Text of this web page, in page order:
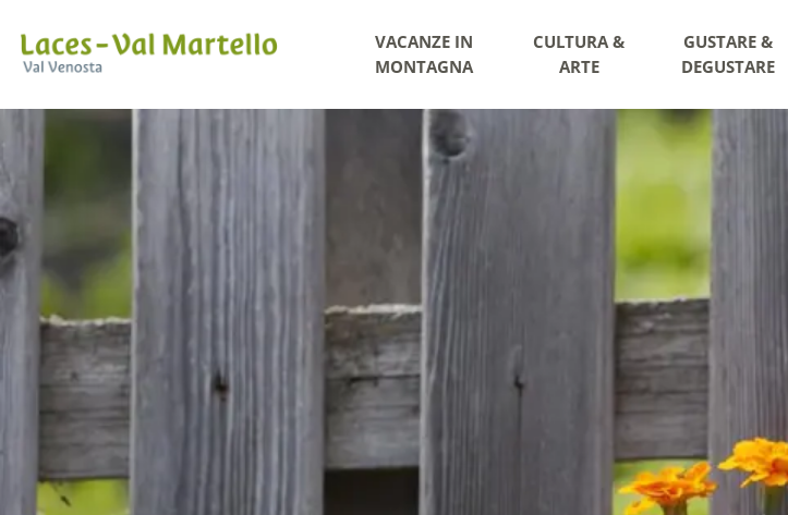
VACANZE IN
MONTAGNA
CULTURA &
ARTE
GUSTARE &
DEGUSTARE